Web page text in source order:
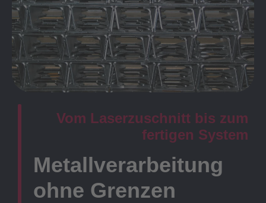
Vom Laserzuschnitt bis zum
fertigen System
Metallverarbeitung
ohne Grenzen